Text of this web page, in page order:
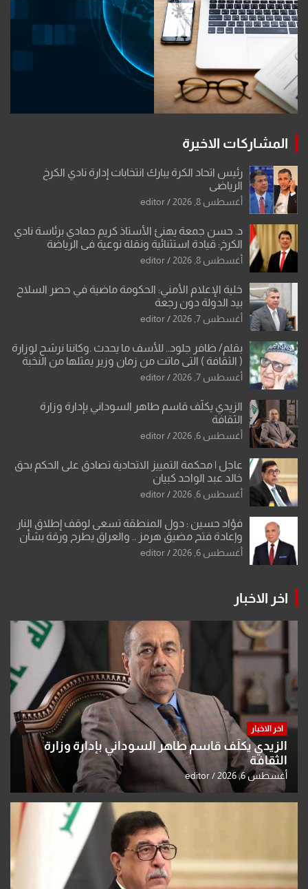
المشاركات الاخيرة
رئيس اتحاد الكرة يبارك انتخابات إدارة نادي الكرخ
الرياضي
أغسطس 8, 2026 editor
د. حسن جمعة يهنئ الأستاذ كريم حمادي برئاسة نادي
الكرخ: قيادة استثنائية ونقلة نوعية في الرياضة
العراقية
أغسطس 8, 2026 editor
خلية الإعلام الأمني: الحكومة ماضية في حصر السلاح
بيد الدولة دون رجعة
أغسطس 7, 2026 editor
بقلم/ ظافر جلود.. للأسف ما يحدث .وكاننا نرشح لوزارة
( الثقافة ) التي ماتت من زمان وزير يمثلها من النخبة
والإرث العظيم للثقافة العراقية..
أغسطس 7, 2026 editor
الزيدي يكلّف قاسم طاهر السوداني بإدارة وزارة
الثقافة
أغسطس 6, 2026 editor
عاجل | محكمة التمييز الاتحادية تصادق على الحكم بحق
خالد عبد الواحد كبيان
أغسطس 6, 2026 editor
فؤاد حسين : دول المنطقة تسعى لوقف إطلاق النار
وإعادة فتح مضيق هرمز .. والعراق يطرح ورقة بشأن
تحولات القدس
أغسطس 6, 2026 editor
اخر الاخبار
اخر الاخبار
الزيدي يكلّف قاسم طاهر السوداني بإدارة وزارة
الثقافة
أغسطس 6, 2026 editor